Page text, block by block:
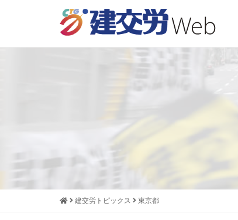
建交労トピックス 東京都